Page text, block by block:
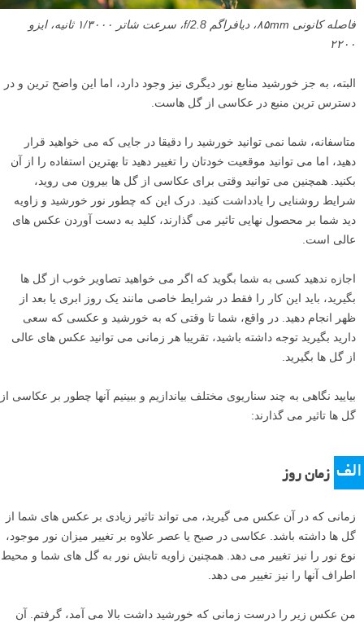
فاصله کانونی ۸۵mm، دیافراگم f/2.8، سرعت شاتر ۱/۳۰۰۰ ثانیه، ایزو
۲۲۰۰
البته، به جز خورشید منابع نور دیگری نیز وجود دارد، اما این واضح ترین و در
دسترس ترین منبع در عکاسی از گل هاست.
متاسفانه، شما نمی توانید خورشید را دقیقا در جایی که می خواهید قرار
دهید، اما می توانید موقعیت خودتان را تغییر دهید تا بهترین استفاده را از آن
بکنید. همچنین می توانید وقتی برای عکاسی از گل ها بیرون می روید،
شرایط روشنایی را یادداشت کنید. درک این که چطور نور خورشید و زاویه
دید شما بر محصول نهایی تاثیر می گذارند، کلید به دست آوردن عکس های
عالی است.
اجازه ندهید کسی به شما بگوید که اگر می خواهید تصاویر خوب از گل ها
بگیرید، باید این کار را فقط در شرایط خاصی مانند یک روز ابری یا بعد از
ظهر انجام دهید. در واقع، شما تا وقتی که به خورشید و عکسی که سعی
دارید بگیرید توجه داشته باشید، تقریبا هر زمانی می توانید عکس های عالی
از گل ها بگیرید.
بیایید نگاهی به چند سناریوی مختلف بیاندازیم و ببینیم آنها چطور بر عکاسی از
گل ها تاثیر می گذارند:
الف زمان روز
زمانی که در آن عکس می گیرید، می تواند تاثیر زیادی بر عکس های شما از
گل ها داشته باشد. عکاسی در صبح یا عصر علاوه بر تغییر میزان نور موجود،
نوع نور را نیز تغییر می دهد. همچنین زاویه تابش نور به گل های شما و محیط
اطراف آنها را نیز تغییر می دهد.
من عکس زیر را درست زمانی که خورشید داشت بالا می آمد، گرفتم. آن